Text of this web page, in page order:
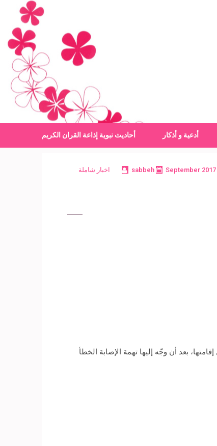
أدعية و أذكار أحاديث نبوية إذاعة القران الكريم
sabbeh اخبار شاملة
بعد أن وجّه إليها تهمة الإصابة الخطأ